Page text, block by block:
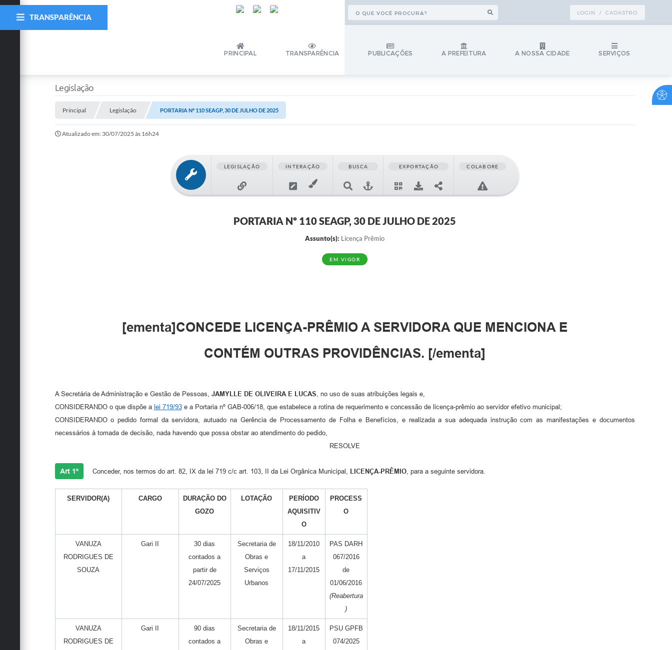
LOGIN / CADASTRO
PRINCIPAL TRANSPARÊNCIA PUBLICAÇÕES A PREFEITURA A NOSSA CIDADE SERVIÇOS
TRANSPARÊNCIA
Legislação
Principal Legislação PORTARIA Nº 110 SEAGP, 30 DE JULHO DE 2025
Atualizado em: 30/07/2025 às 16h24
LEGISLAÇÃO INTERAÇÃO BUSCA EXPORTAÇÃO COLABORE
PORTARIA Nº 110 SEAGP, 30 DE JULHO DE 2025
Assunto(s): Licença Prêmio
EM VIGOR
[ementa]CONCEDE LICENÇA-PRÊMIO A SERVIDORA QUE MENCIONA E
CONTÉM OUTRAS PROVIDÊNCIAS. [/ementa]
A Secretária de Administração e Gestão de Pessoas, JAMYLLE DE OLIVEIRA E LUCAS , no uso de suas atribuições legais e,
CONSIDERANDO o que dispõe a lei 719/93e a Portaria nº GAB-006/18, que estabelece a rotina de requerimento e concessão de licença-prêmio ao servidor efetivo municipal;
CONSIDERANDO o pedido formal da servidora, autuado na Gerência de Processamento de Folha e Benefícios, e realizada a sua adequada instrução com as manifestações e documentos
necessários à tomada de decisão, nada havendo que possa obstar ao atendimento do pedido,
RESOLVE
Art 1º Conceder, nos termos do art. 82, IX da lei 719 c/c art. 103, II da Lei Orgânica Municipal, LICENÇA-PRÊMIO, para a seguinte servidora.
SERVIDOR(A) CARGO
DURAÇÃO DO
GOZO
LOTAÇÃO
PERÍODO
AQUISITIV
O
PROCESS
O
VANUZA
RODRIGUES DE
SOUZA
Gari II
30 dias
contados a
partir de
24/07/2025
Secretaria de
Obras e
Serviços
Urbanos
18/11/2010
a
17/11/2015
PAS DARH
067/2016
de
01/06/2016
(Reabertura
)
VANUZA
RODRIGUES DE
Gari II
90 dias
contados a
Secretaria de
Obras e
18/11/2015
a
PSU GPFB
074/2025